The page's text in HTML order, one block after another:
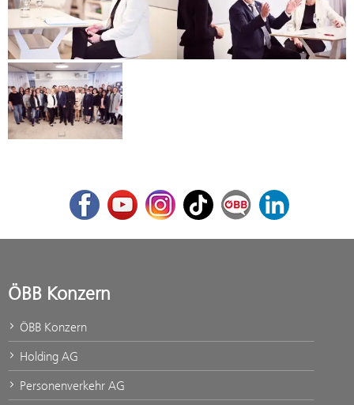
FacebookYoutubeInstagram
TikTok ÖBB Corporate Blog
LinkedIn
ÖBB Konzern
ÖBB Konzern
Holding AG
Personenverkehr AG